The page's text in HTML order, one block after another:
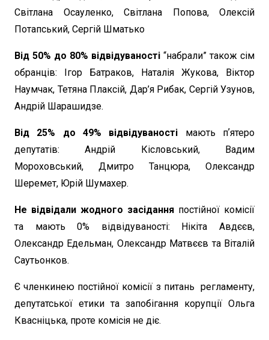
Світлана Осауленко, Світлана Попова, Олексій
Потапський, Сергій Шматько
Від 50% до 80% відвідуваності “набрали” також сім
обранців: Ігор Батраков, Наталія Жукова, Віктор
Наумчак, Тетяна Плаксій, Дар’я Рибак, Сергій Узунов,
Андрій Шарашидзе.
Від 25% до 49% відвідуваності мають пʼятеро
депутатів: Андрій Кісловський, Вадим
Мороховський, Дмитро Танцюра, Олександр
Шеремет, Юрій Шумахер.
Не відвідали жодного засідання постійної комісії
та мають 0% відвідуваності: Нікіта Авдєєв,
Олександр Едельман, Олександр Матвєєв та Віталій
Саутьонков.
Є членкинею постійної комісії з питань регламенту,
депутатської етики та запобігання корупції Ольга
Квасніцька, проте комісія не діє.